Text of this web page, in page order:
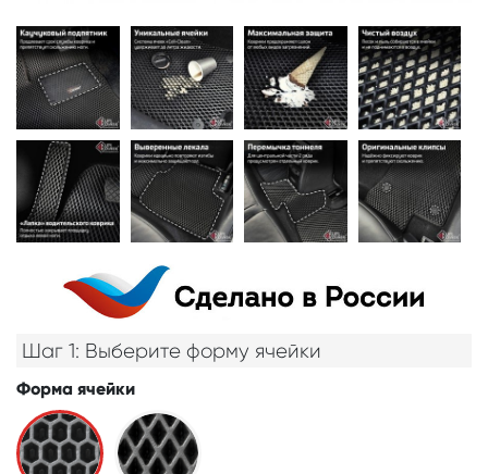
Шаг 1: Выберите форму ячейки
Форма ячейки